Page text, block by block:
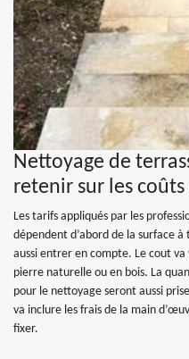
Nettoyage de
retenir sur les
Les tarifs appliqués par les
dépendent d’abord de la surface
aussi entrer en compte. Le cout
pierre naturelle ou en bois. La
pour le nettoyage seront aussi
va inclure les frais de la main
fixer.